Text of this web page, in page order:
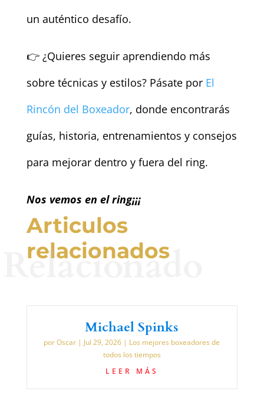
un auténtico desafío.
👉 ¿Quieres seguir aprendiendo más
sobre técnicas y estilos? Pásate por El
Rincón del Boxeador, donde encontrarás
guías, historia, entrenamientos y consejos
para mejorar dentro y fuera del ring.
Nos vemos en el ring¡¡¡
Articulos
relacionados
Relacionado
Michael Spinks
porOscar | Jul 29, 2026 | Los mejores boxeadores de
todos los tiempos
LEER MÁS